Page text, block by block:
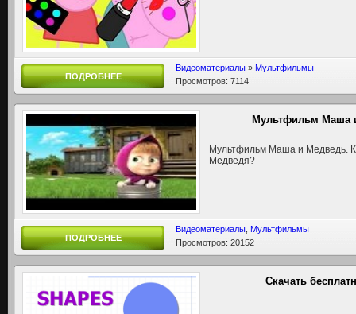
ПОДРОБНЕЕ
Видеоматериалы » Мультфильмы
Просмотров: 7114
Мультфильм Маша
Мультфильм Маша и Медведь.
Медведя?
ПОДРОБНЕЕ
Видеоматериалы Мультфильмы
Просмотров: 20152
Скачать